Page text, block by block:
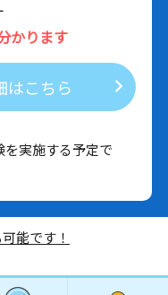
かります
はこちら
実施する予定で
能です！